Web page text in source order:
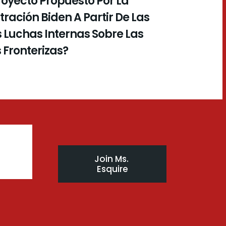
Biden A Partir De Las
Luchas Internas Sobre Las
Join Ms.
Esquire